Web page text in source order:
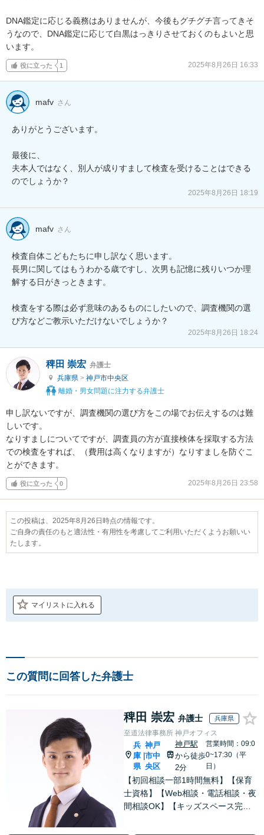
DNA鑑定に応じる義務はありませんが、今後もグチグチ言ってきそ
うなので、DNA鑑定に応じて白黒はっきりさせておくのもよいと思
います。
役に立った 1 2025年8月26日 16:33
mafv さん
ありがとうございます。
最後に、
夫本人ではなく、別人が成りすまして検査を受けることはできる
2025年8月26日 18:19
mafv さん
検査自体こどもたちに申し訳なく思います。
長男に関してはもうわかる歳ですし、次男も記憶に残りいつか理
解する日がきっときます。
検査をする際は必ず意味のあるものにしたいので、調査機関の選
び方などご教示いただけないでしょうか？
2025年8月26日 18:24
稗田 崇宏 弁護士
兵庫県 > 神戸市中央区
離婚・男女問題に注力する弁護士
申し訳ないですが、調査機関の選び方をこの場でお伝えするのは難
しいです。
なりすましについてですが、調査員の方が直接検体を採取する方法
での検査をすれば、（費用は高くなりますが）なりすましを防ぐこ
とができます。
役に立った 0 2025年8月26日 23:58
この投稿は、2025年8月26日時点の情報です。
ご自身の責任のもと適法性・有用性を考慮してご利用いただくようお願いい
たします。
マイリストに入れる
この質問に回答した弁護士
稗田 崇宏 弁護士 兵庫県
至道法律事務所 神戸オフィス
兵
庫
県
|
神戸
市中
央区
神戸駅
から徒歩
2分
営業時間：09:0
0~17:30（平
日）
【初回相談一部1時間無料】【保育
士資格】【Web相談・電話相談・夜
間相談OK】【キッズスペース完